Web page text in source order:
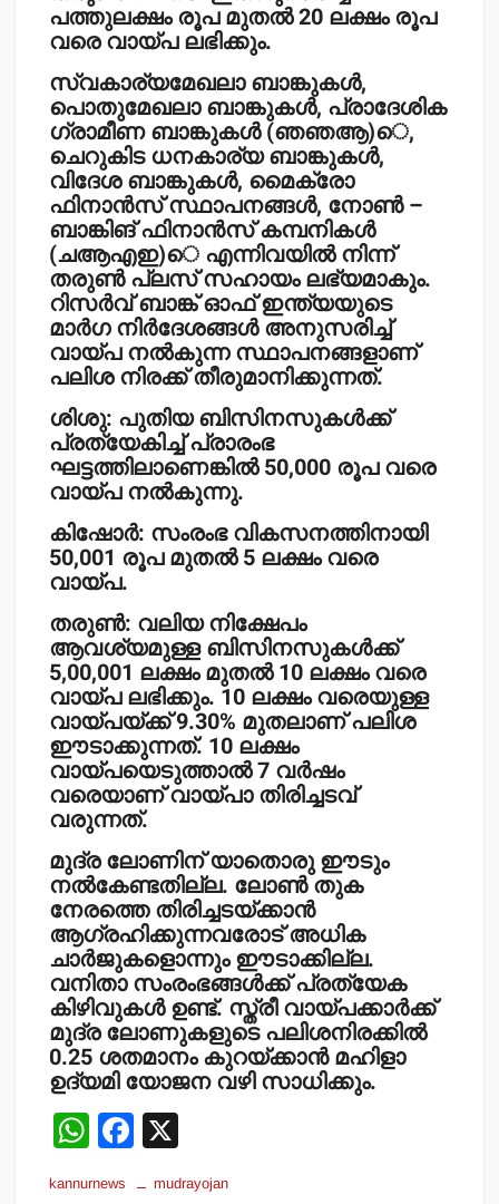
പത്തുലക്ഷം രൂപ മുതല്‍ 20 ലക്ഷം രൂപ
വരെ വായ്പ ലഭിക്കും.
സ്വകാര്യമേഖലാ ബാങ്കുകള്‍,
പൊതുമേഖലാ ബാങ്കുകള്‍, പ്രാദേശിക
ഗ്രാമീണ ബാങ്കുകള്‍ (ഞഞആ)െ,
ചെറുകിട ധനകാര്യ ബാങ്കുകള്‍,
വിദേശ ബാങ്കുകള്‍, മൈക്രോ
ഫിനാന്‍സ് സ്ഥാപനങ്ങള്‍, നോണ്‍ –
ബാങ്കിങ് ഫിനാന്‍സ് കമ്പനികള്‍
(ചആഎഇ)െ എന്നിവയില്‍ നിന്ന്
തരുണ്‍ പ്ലസ് സഹായം ലഭ്യമാകും.
റിസര്‍വ് ബാങ്ക് ഓഫ് ഇന്ത്യയുടെ
മാര്‍ഗ നിര്‍ദേശങ്ങള്‍ അനുസരിച്ച്
വായ്പ നല്‍കുന്ന സ്ഥാപനങ്ങളാണ്
പലിശ നിരക്ക് തീരുമാനിക്കുന്നത്.
ശിശു: പുതിയ ബിസിനസുകള്‍ക്ക്
പ്രത്യേകിച്ച് പ്രാരംഭ
ഘട്ടത്തിലാണെങ്കില്‍ 50,000 രൂപ വരെ
വായ്പ നല്‍കുന്നു.
കിഷോര്‍: സംരംഭ വികസനത്തിനായി
50,001 രൂപ മുതല്‍ 5 ലക്ഷം വരെ
വായ്പ.
തരുണ്‍: വലിയ നിക്ഷേപം
ആവശ്യമുള്ള ബിസിനസുകള്‍ക്ക്
5,00,001 ലക്ഷം മുതല്‍ 10 ലക്ഷം വരെ
വായ്പ ലഭിക്കും. 10 ലക്ഷം വരെയുള്ള
വായ്പയ്ക്ക് 9.30% മുതലാണ് പലിശ
ഈടാക്കുന്നത്. 10 ലക്ഷം
വായ്പയെടുത്താല്‍ 7 വര്‍ഷം
വരെയാണ് വായ്പാ തിരിച്ചടവ്
വരുന്നത്.
മുദ്ര ലോണിന് യാതൊരു ഈടും
നല്‍കേണ്ടതില്ല. ലോണ്‍ തുക
നേരത്തെ തിരിച്ചടയ്ക്കാന്‍
ആഗ്രഹിക്കുന്നവരോട് അധിക
ചാര്‍ജുകളൊന്നും ഈടാക്കില്ല.
വനിതാ സംരംഭങ്ങള്‍ക്ക് പ്രത്യേക
കിഴിവുകള്‍ ഉണ്ട്. സ്ത്രീ വായ്പക്കാര്‍ക്ക്
മുദ്ര ലോണുകളുടെ പലിശനിരക്കില്‍
0.25 ശതമാനം കുറയ്ക്കാന്‍ മഹിളാ
ഉദ്യമി യോജന വഴി സാധിക്കും.
W F
kannurnews mudrayojan